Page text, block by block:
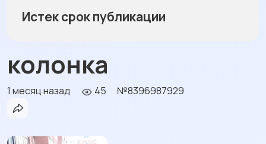
Истек срок публикации
колонка
1 месяц назад 45 №8396987929